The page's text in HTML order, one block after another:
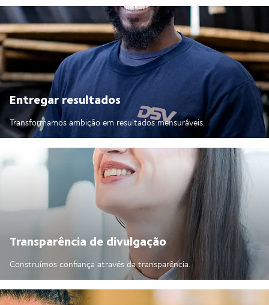
Entregar resultados
Transformamos ambição em resultados mensuráveis.
Transparência de divulgação
Construímos confiança através da transparência.